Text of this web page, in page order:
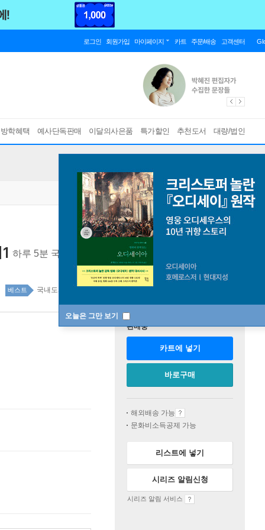
로그인 회원가입 마이페이지 카트 주문/배송 고객센터
학혜택 예사단독판매 이달의사은품 특가할인 추천도서 대량/법인
오늘은 그만 보기
하루 5분 국민 영어과외
베스트 국내도서 top20 6주
판매중
카트에 넣기
바로구매
해외배송 가능
문화비소득공제 가능
리스트에 넣기
시리즈 알림신청
시리즈 알림 서비스